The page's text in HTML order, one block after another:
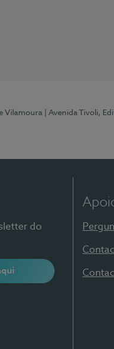
Vilamoura | Avenida Tivoli,
do